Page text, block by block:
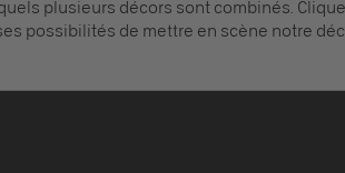
plusieurs décors sont combinés.
possibilités de mettre en scène notre